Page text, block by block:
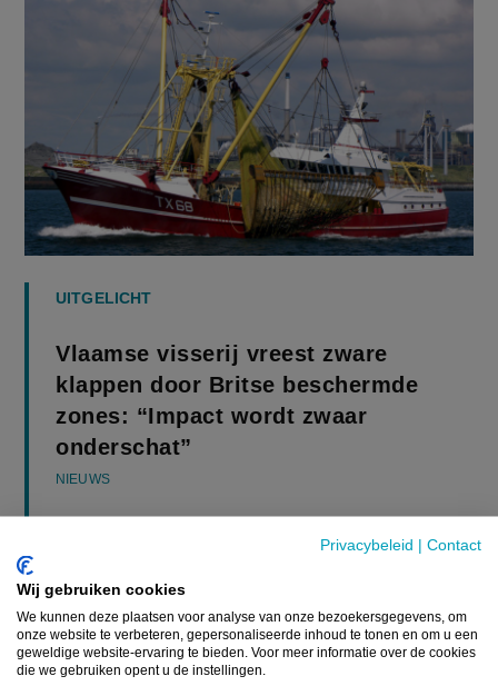
Privacybeleid | Contact
Wij gebruiken cookies
We kunnen deze plaatsen voor analyse van onze bezoekersgegevens, om
onze website te verbeteren, gepersonaliseerde inhoud te tonen en om u een
geweldige website-ervaring te bieden. Voor meer informatie over de cookies
die we gebruiken opent u de instellingen.
UITGELICHT
Vlaamse visserij vreest zware
klappen door Britse beschermde
zones: “Impact wordt zwaar
onderschat”
NIEUWS
plannen van het Verenigd Koninkrijk om 42 nieuwe
mariene beschermde gebieden (MPA’s) in te voeren in de
12 DECEMBER 2025